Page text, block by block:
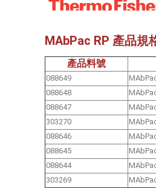
MAbPac RP 產品規
產品料號
088649
088648
088647
303270
088646
088645
088644
303269